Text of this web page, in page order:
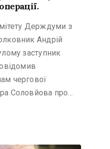
Держдуми з
Андрій
заступник
чергової
Соловйова про…